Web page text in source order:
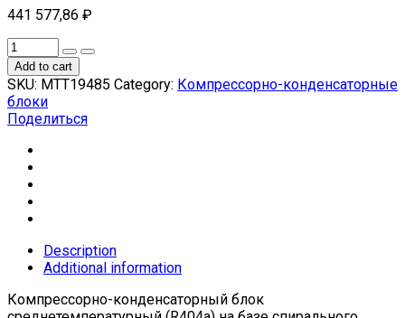
441 577,86 ₽
Add to cart
SKU: МТТ19485 Category: Компрессорно-конденсаторные
блоки
Поделиться
Description
Additional information
Компрессорно-конденсаторный блок